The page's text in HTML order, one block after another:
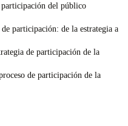
participación del público
participación: de la estrategia a
de participación de la
de participación de la